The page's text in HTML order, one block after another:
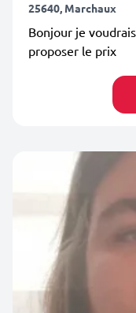
25640, Marchaux
Bonjour je
proposer le prix